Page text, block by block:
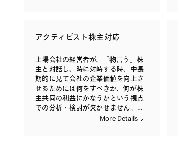
す。英文対応、中文対応も可能で
す。 また、事業を行うに際しては、
する契約のように、多様な場面で契
約書の作成が必要となります。適切
な内容の契約書を締結することは、
将来の紛争や予期せぬコスト負担を
未然に防ぐことにつながります。当
事務所では、典型的な取引契約、売
買契約、請負契約、業務委託契約を
アクティビスト株主対応
上場会社の経営者が、「物言う」株
主と対話し、時に対峙する時、中長
期的に見て会社の企業価値を向上さ
せるためには何をすべきか、何が株
主共同の利益にかなうかという視点
での分析・検討が欠かせません。ま
た、金融商品取引法、会社法、取引
More Details